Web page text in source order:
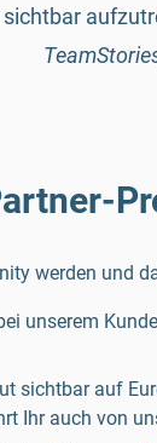
sichtbar
werden und
unserem
sichtbar auf
Ihr auch von